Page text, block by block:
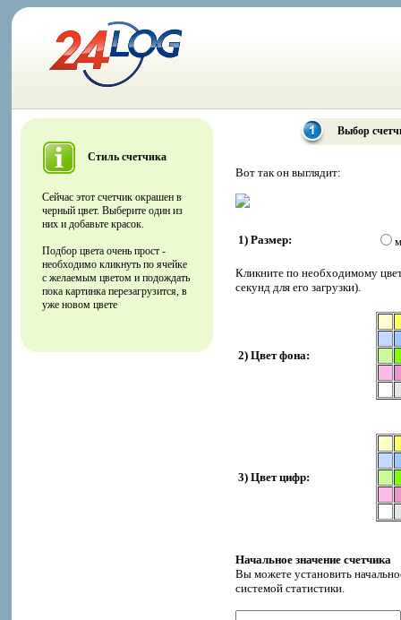
Стиль счетчика
Сейчас этот счетчик окрашен в
черный цвет. Выберите один из
них и добавьте красок.
Подбор цвета очень прост -
необходимо кликнуть по ячейке
с желаемым цветом и подождать
пока картинка перезагрузится, в
уже новом цвете
Выбор
Вот так он выглядит:
1) Размер:
Кликните по необходимому
секунд для его загрузки).
2) Цвет фона:
3) Цвет цифр:
Начальное значение счетчика
Вы можете установить
системой статистики.